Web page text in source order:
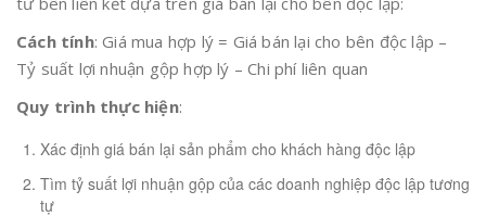
Cách tính: Giá mua hợp lý = Giá bán lại cho bên độc lập –
Tỷ suất lợi nhuận gộp hợp lý – Chi phí liên quan
Quy trình thực hiện:
Xác định giá bán lại sản phẩm cho khách hàng độc lập
Tìm tỷ suất lợi nhuận gộp của các doanh nghiệp độc lập tương
tự